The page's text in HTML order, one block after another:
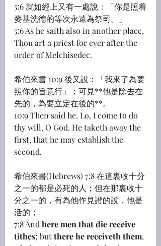
5:6 就如經上又有一處說：「你是照着
麥基洗德的等次永遠為祭司。」
5:6 As he saith also in another place,
Thou art a priest for ever after the
order of Melchisedec.
希伯來書 10:9 後又說：「我來了為要
照你的旨意行」；可見**他是除去在
先的，為要立定在後的**。
10:9 Then said he, Lo, I come to do
thy will, O God. He taketh away the
first, that he may establish the
second.
希伯來書(Hebrews) 7:8 在這裏收十分
之一的都是必死的人；但在那裏收十
分之一的，有為他作見證的說，他是
活的；
7:8 And here men that die receive
tithes; but there he receiveth them,